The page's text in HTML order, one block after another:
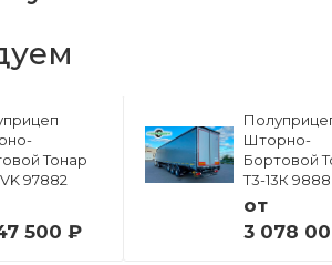
Тонар
97882
500 ₽
Шторно-
Бортовой
Т3-13К 9888
от
3 078